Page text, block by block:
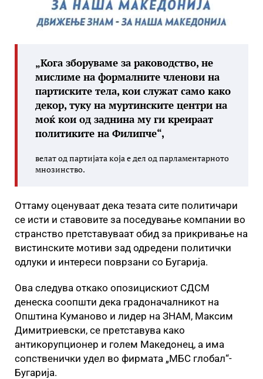
„Кога зборуваме за раководство, не
мислиме на формалните членови на
партиските тела, кои служат само како
декор, туку на муртинските центри на
моќ кои од заднина му ги креираат
политиките на Филипче“,
велат од партијата која е дел од парламентарното
мнозинство.
Оттаму оценуваат дека тезата сите политичари
се исти и ставовите за поседување компании во
странство претставуваат обид за прикривање на
вистинските мотиви зад одредени политички
одлуки и интереси поврзани со Бугарија.
Ова следува откако опозицискиот СДСМ
денеска соопшти дека градоначалникот на
Општина Куманово и лидер на ЗНАМ, Максим
Димитриевски, се претставува како
антикорупционер и голем Македонец, а има
сопственички удел во фирмата „МБС глобал“-
Бугарија.